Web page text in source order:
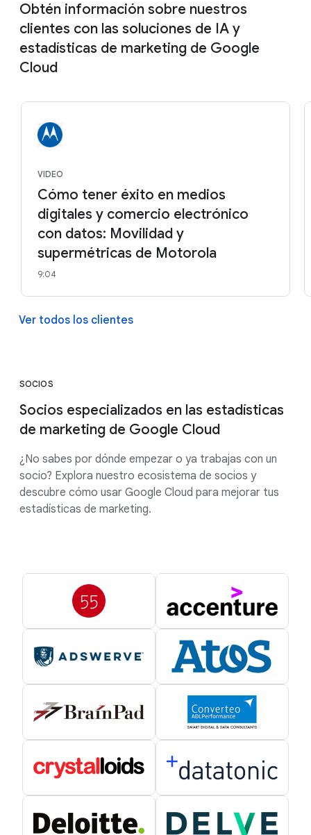
Obtén información sobre nuestros
clientes con las soluciones de IA y
estadísticas de marketing de Google
Cloud
VIDEO
Cómo tener éxito en medios
digitales y comercio electrónico
con datos: Movilidad y
supermétricas de Motorola
9:04
Ver todos los clientes
SOCIOS
Socios especializados en las estadísticas
de marketing de Google Cloud
¿No sabes por dónde empezar o ya trabajas con un
socio? Explora nuestro ecosistema de socios y
descubre cómo usar Google Cloud para mejorar tus
estadísticas de marketing.